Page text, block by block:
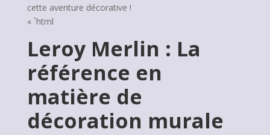
cette aventure décorative !
« `html
Leroy Merlin : La
référence en
matière de
décoration murale